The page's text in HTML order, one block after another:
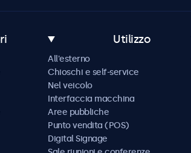
Utilizzo
All'esterno
Chioschi e self-service
Nel veicolo
Interfaccia macchina
Aree pubbliche
Punto vendita (POS)
Digital Signage